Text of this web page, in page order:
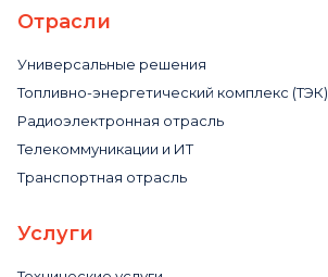
Отрасли
Универсальные решения
Топливно-энергетический комплекс (ТЭК)
Радиоэлектронная отрасль
Телекоммуникации и ИТ
Транспортная отрасль
Услуги